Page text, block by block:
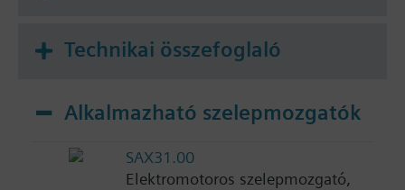
Technikai összefoglaló
Alkalmazható szelepmozgatók
SAX31.00
Elektromotoros szelepmozgató,